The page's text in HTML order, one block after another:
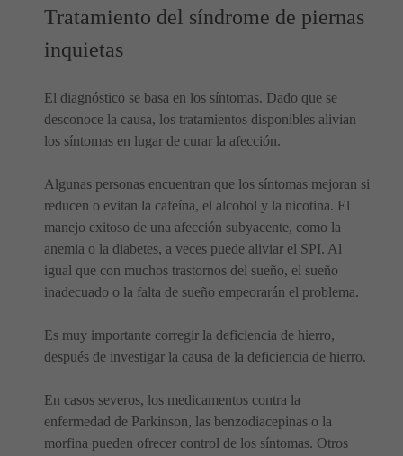
Tratamiento del síndrome de piernas
inquietas
El diagnóstico se basa en los síntomas. Dado que se
desconoce la causa, los tratamientos disponibles alivian
los síntomas en lugar de curar la afección.
Algunas personas encuentran que los síntomas mejoran si
reducen o evitan la cafeína, el alcohol y la nicotina. El
manejo exitoso de una afección subyacente, como la
anemia o la diabetes, a veces puede aliviar el SPI. Al
igual que con muchos trastornos del sueño, el sueño
inadecuado o la falta de sueño empeorarán el problema.
Es muy importante corregir la deficiencia de hierro,
después de investigar la causa de la deficiencia de hierro.
En casos severos, los medicamentos contra la
enfermedad de Parkinson, las benzodiacepinas o la
morfina pueden ofrecer control de los síntomas. Otros